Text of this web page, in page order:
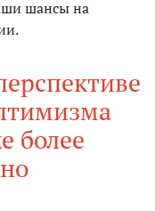
шансы на
более